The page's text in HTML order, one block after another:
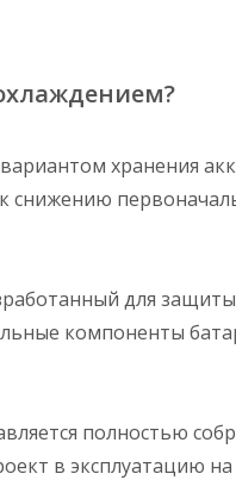
хранения
снижению
для
компоненты
полностью
в эксплуатацию